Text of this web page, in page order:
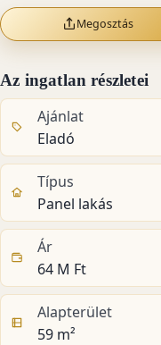
Megosztás
Az ingatlan részletei
Ajánlat
Eladó
Típus
Panel lakás
Ár
64 M Ft
Alapterület
59 m²